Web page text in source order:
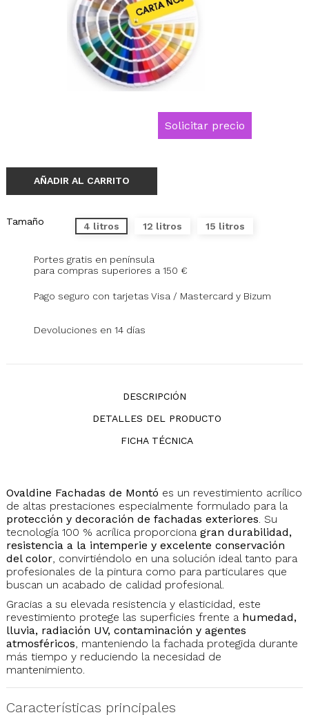
Solicitar precio
AÑADIR AL CARRITO
Tamaño 4 litros 12 litros 15 litros
Portes gratis en península
para compras superiores a 150 €
Pago seguro con tarjetas Visa / Mastercard y Bizum
Devoluciones en 14 días
DESCRIPCIÓN
DETALLES DEL PRODUCTO
FICHA TÉCNICA
Ovaldine Fachadas de Montó es un revestimiento acrílico
de altas prestaciones especialmente formulado para la
protección y decoración de fachadas exteriores. Su
tecnología 100 % acrílica proporciona gran durabilidad,
resistencia a la intemperie y excelente conservación
del color, convirtiéndolo en una solución ideal tanto para
profesionales de la pintura como para particulares que
buscan un acabado de calidad profesional.
Gracias a su elevada resistencia y elasticidad, este
revestimiento protege las superficies frente a humedad,
lluvia, radiación UV, contaminación y agentes
atmosféricos, manteniendo la fachada protegida durante
más tiempo y reduciendo la necesidad de
mantenimiento.
Características principales